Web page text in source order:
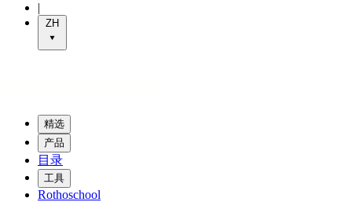
|
ZH
精选
产品
目录
工具
Rothoschool